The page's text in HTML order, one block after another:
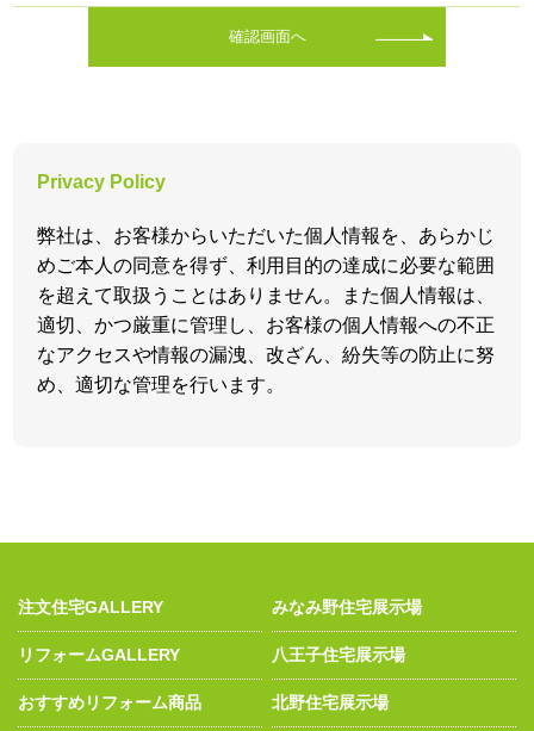
確認画面へ
Privacy Policy
弊社は、お客様からいただいた個人情報を、あらかじ
めご本人の同意を得ず、利用目的の達成に必要な範囲
を超えて取扱うことはありません。また個人情報は、
適切、かつ厳重に管理し、お客様の個人情報への不正
なアクセスや情報の漏洩、改ざん、紛失等の防止に努
め、適切な管理を行います。
注文住宅GALLERY
リフォームGALLERY
おすすめリフォーム商品
みなみ野住宅展示場
八王子住宅展示場
北野住宅展示場